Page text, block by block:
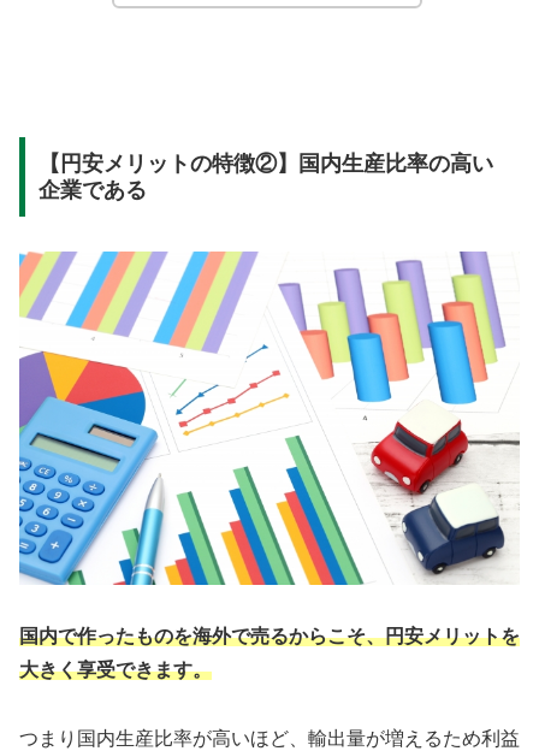
【円安メリットの特徴②】国内生産比率の高い
企業である
国内で作ったものを海外で売るからこそ、円安メリットを
大きく享受できます。
つまり国内生産比率が高いほど、輸出量が増えるため利益